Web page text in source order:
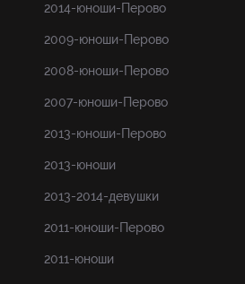
2014-юноши-Перово
2009-юноши-Перово
2008-юноши-Перово
2007-юноши-Перово
2013-юноши-Перово
2013-юноши
2013-2014-девушки
2011-юноши-Перово
2011-юноши